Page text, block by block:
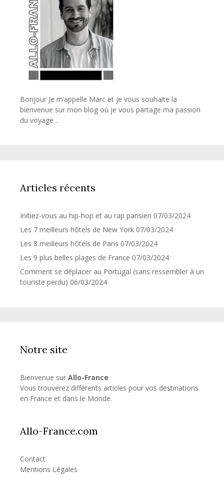
Bonjour Je m’appelle Marc et je vous souhaite la
bienvenue sur mon blog où je vous partage ma passion
du voyage…
Articles récents
Initiez-vous au hip-hop et au rap parisien 07/03/2024
Les 7 meilleurs hôtels de New York 07/03/2024
Les 8 meilleurs hôtels de Paris 07/03/2024
Les 9 plus belles plages de France 07/03/2024
Comment se déplacer au Portugal (sans ressembler à un
touriste perdu) 06/03/2024
Notre site
Bienvenue sur Allo-France
Vous trouverez différents articles pour vos destinations
en France et dans le Monde.
Allo-France.com
Contact
Mentions Légales